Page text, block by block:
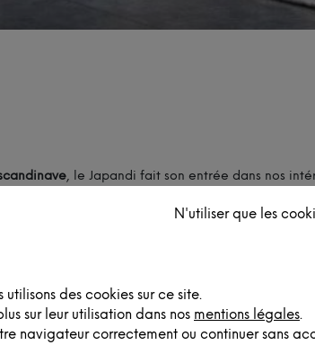
N'utiliser que les
utilisons des cookies sur ce site.
sur leur utilisation dans nos mentions légales.
navigateur correctement ou continuer sans
, le Japandi fait son entrée dans nos
ont tant en commun qu’il n’est pas rare
deux univers aussi chaleureux que poétiques,